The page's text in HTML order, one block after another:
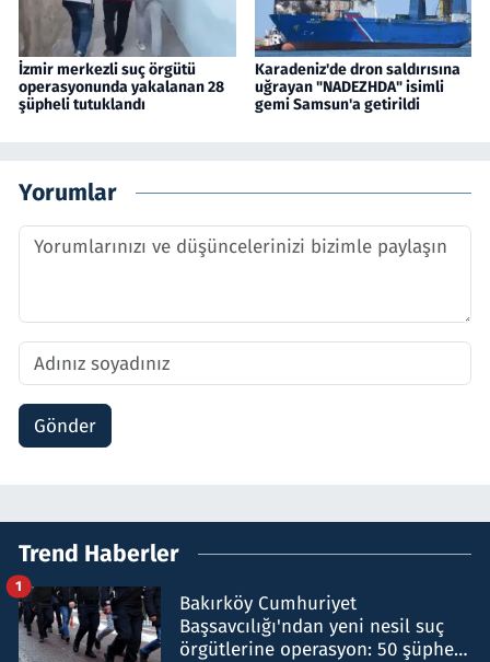
İzmir merkezli suç örgütü
operasyonunda yakalanan 28
şüpheli tutuklandı
Karadeniz'de dron saldırısına
uğrayan "NADEZHDA" isimli
gemi Samsun'a getirildi
Yorumlar
Gönder
Trend Haberler
Bakırköy Cumhuriyet
Başsavcılığı'ndan yeni nesil suç
örgütlerine operasyon: 50 şüpheli
1